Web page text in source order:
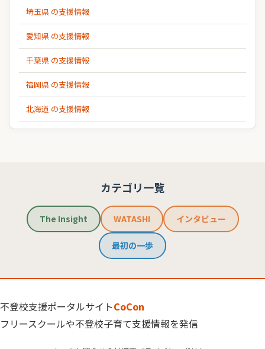
埼玉県 の支援情報
愛知県 の支援情報
千葉県 の支援情報
福岡県 の支援情報
北海道 の支援情報
カテゴリ一覧
The Insight WATASHI インタビュー
最初の一歩
不登校支援ポータルサイトCoCon
フリースクールや不登校子育て支援情報を発信